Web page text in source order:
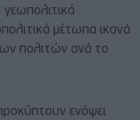
μέτωπα ικανά
πολιτών ανά το
ενόψει